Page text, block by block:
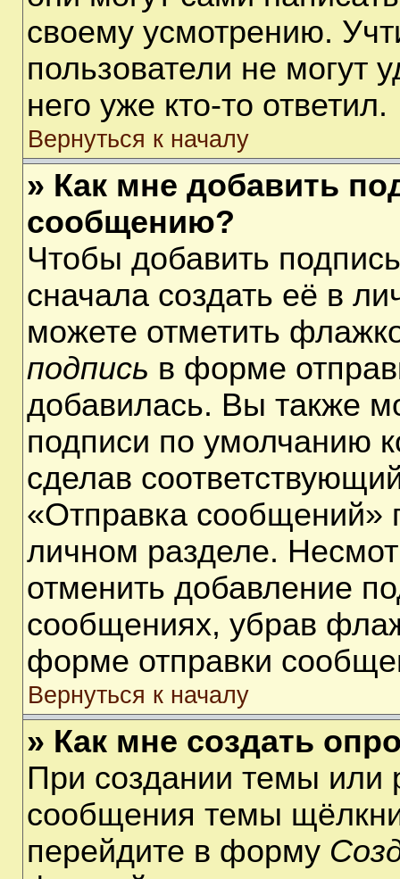
своему усмотрению.
пользователи не могут
него уже кто-то ответил.
Вернуться к началу
» Как мне добавить
сообщению?
Чтобы добавить
сначала создать её в
можете отметить
подпись в форме
добавилась. Вы также
подписи по умолчанию
сделав
«Отправка сообщений»
личном разделе.
отменить добавление
сообщениях, убрав
форме отправки
Вернуться к началу
» Как мне создать
При создании темы или
сообщения темы
перейдите в форму